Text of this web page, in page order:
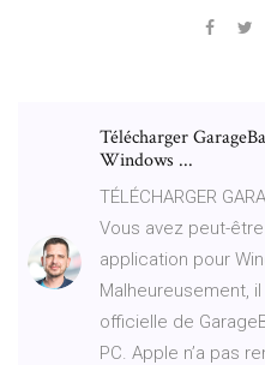
Télécharger
Windows ...
TÉLÉCHARGER
Vous avez peut-
application pour
Malheureusement,
officielle de
PC. Apple n’a pas